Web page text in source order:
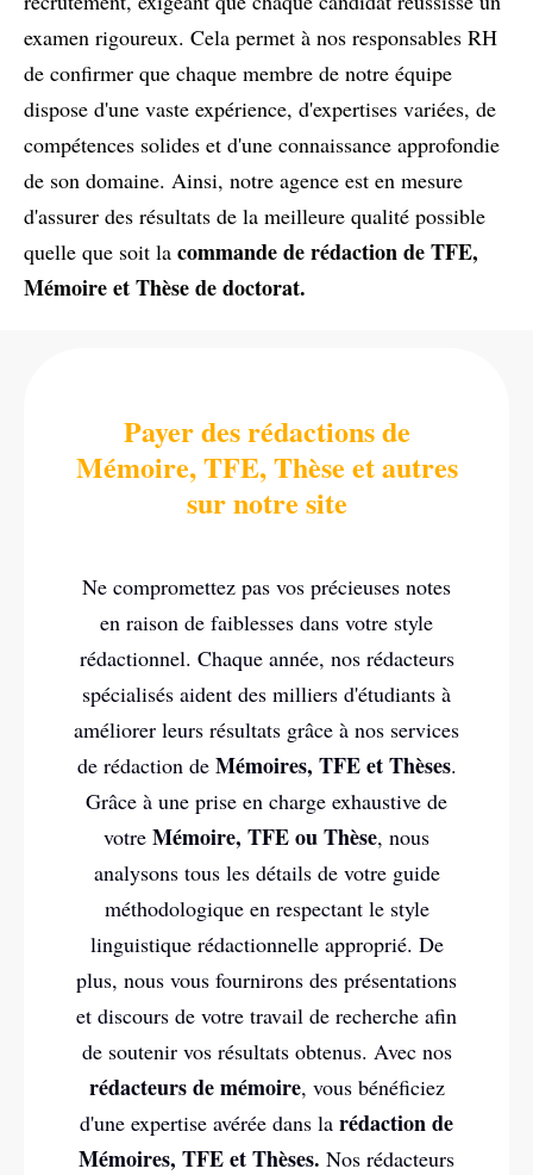
examen rigoureux. Cela permet à nos responsables RH
de confirmer que chaque membre de notre équipe
dispose d'une vaste expérience, d'expertises variées, de
compétences solides et d'une connaissance approfondie
de son domaine. Ainsi, notre agence est en mesure
d'assurer des résultats de la meilleure qualité possible
quelle que soit la commande de rédaction de TFE,
Mémoire et Thèse de doctorat.
Payer des rédactions de
Mémoire, TFE, Thèse et autres
sur notre site
Ne compromettez pas vos précieuses notes
en raison de faiblesses dans votre style
rédactionnel. Chaque année, nos rédacteurs
spécialisés aident des milliers d'étudiants à
améliorer leurs résultats grâce à nos services
de rédaction de Mémoires, TFE et Thèses.
Grâce à une prise en charge exhaustive de
votre Mémoire, TFE ou Thèse, nous
analysons tous les détails de votre guide
méthodologique en respectant le style
linguistique rédactionnelle approprié. De
plus, nous vous fournirons des présentations
et discours de votre travail de recherche afin
de soutenir vos résultats obtenus. Avec nos
rédacteurs de mémoire, vous bénéficiez
d'une expertise avérée dans la rédaction de
Mémoires, TFE et Thèses. Nos rédacteurs